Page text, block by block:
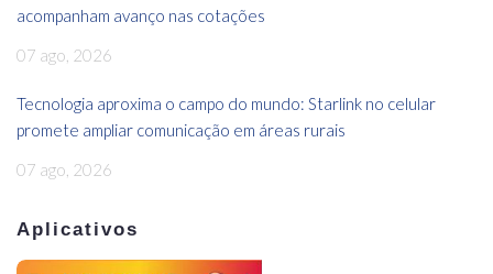
acompanham avanço nas cotações
07 ago, 2026
Tecnologia aproxima o campo do mundo: Starlink no celular
promete ampliar comunicação em áreas rurais
07 ago, 2026
Aplicativos